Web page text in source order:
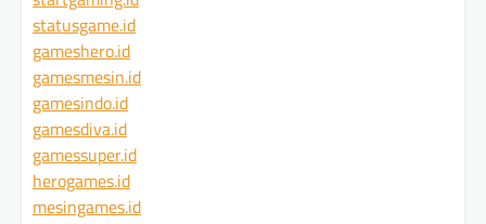
statusgame.id
gameshero.id
gamesmesin.id
gamesindo.id
gamesdiva.id
gamessuper.id
herogames.id
mesingames.id